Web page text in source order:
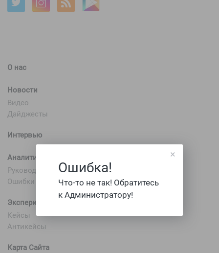
О нас
Новости
Видео
Дайджесты
Интервью
Аналитика
Руководство
Ошибки
Эксперименты
Кейсы
Антикейсы
Карта Сайта
Ошибка!
×
Что-то не так! Обратитесь
к Администратору!